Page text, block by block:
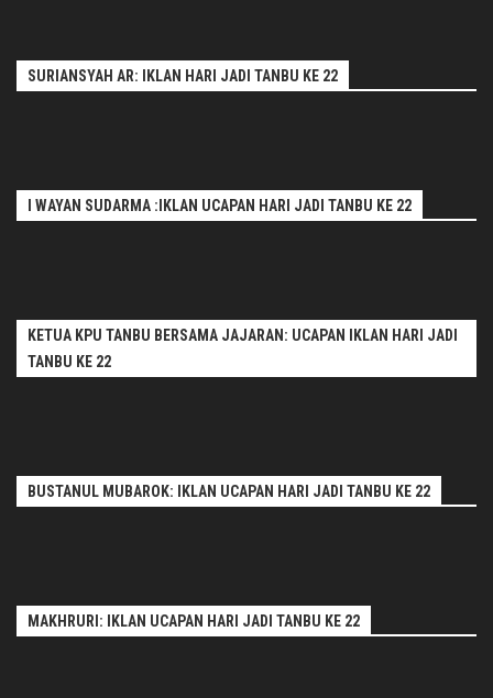
SURIANSYAH AR: IKLAN HARI JADI TANBU KE 22
I WAYAN SUDARMA :IKLAN UCAPAN HARI JADI TANBU KE 22
KETUA KPU TANBU BERSAMA JAJARAN: UCAPAN IKLAN HARI JADI
TANBU KE 22
BUSTANUL MUBAROK: IKLAN UCAPAN HARI JADI TANBU KE 22
MAKHRURI: IKLAN UCAPAN HARI JADI TANBU KE 22